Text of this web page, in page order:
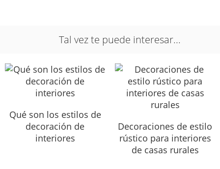
Tal vez te puede interesar...
Qué son los estilos de
decoración de
interiores
Decoraciones de estilo
rústico para interiores
de casas rurales